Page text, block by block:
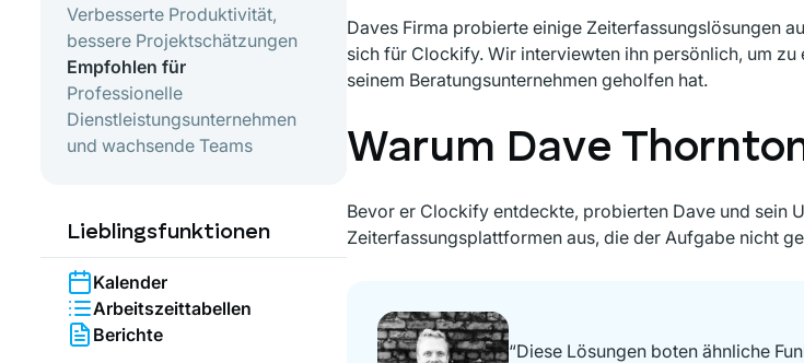
Verbesserte Produktivität,
bessere Projektschätzungen
Empfohlen für
Professionelle
Dienstleistungsunternehmen
und wachsende Teams
Lieblingsfunktionen
Kalender
Arbeitszeittabellen
Berichte
Daves Firma probierte einige Zeiterfassungslösungen
sich für Clockify. Wir interviewten ihn persönlich, um
seinem Beratungsunternehmen geholfen hat.
Warum Dave
Bevor er Clockify entdeckte, probierten Dave und sein
Zeiterfassungsplattformen aus, die der Aufgabe nicht
“Diese Lösungen boten ähnliche